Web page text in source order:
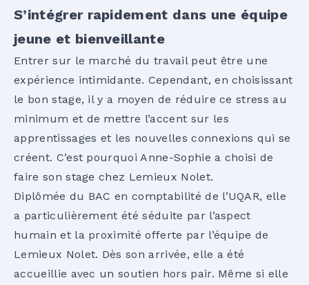
S’intégrer rapidement dans une équipe
jeune et bienveillante
Entrer sur le marché du travail peut être une
expérience intimidante. Cependant, en choisissant
le bon stage, il y a moyen de réduire ce stress au
minimum et de mettre l’accent sur les
apprentissages et les nouvelles connexions qui se
créent. C’est pourquoi Anne-Sophie a choisi de
faire son stage chez Lemieux Nolet.
Diplômée du BAC en comptabilité de l’UQAR, elle
a particulièrement été séduite par l’aspect
humain et la proximité offerte par l’équipe de
Lemieux Nolet. Dès son arrivée, elle a été
accueillie avec un soutien hors pair. Même si elle